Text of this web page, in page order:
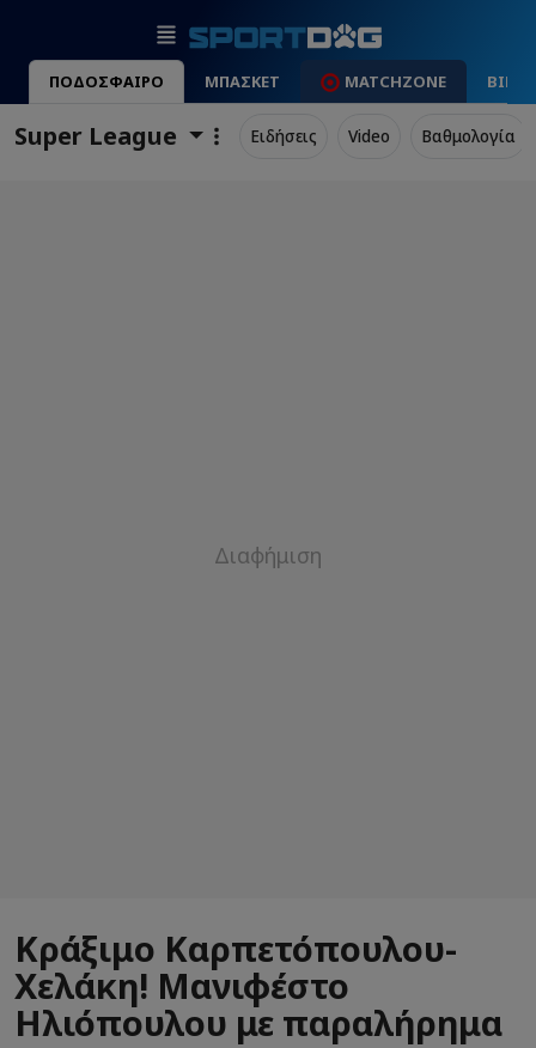
ΠΟΔΟΣΦΑΙΡΟ ΜΠΑΣΚΕΤ MATCHZONE
Super League Ειδήσεις Video Βαθμολογία
Κράξιμο Καρπετόπουλου-
Χελάκη! Μανιφέστο
Ηλιόπουλου με παραλήρημα